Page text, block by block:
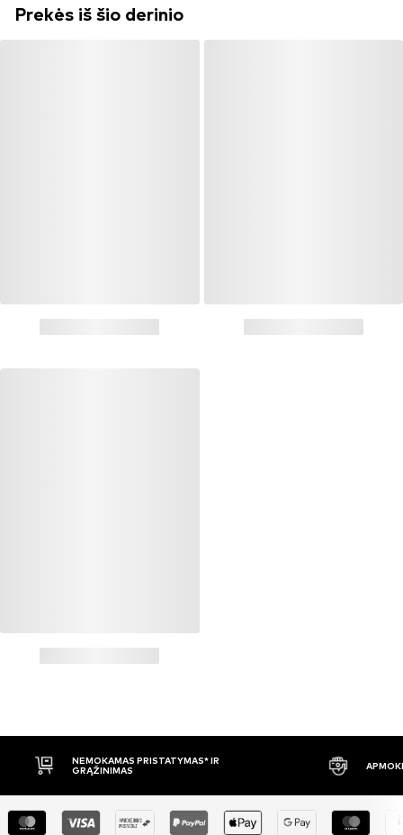
Prekės iš šio derinio
NEMOKAMAS PRISTATYMAS* IR
GRĄŽINIMAS